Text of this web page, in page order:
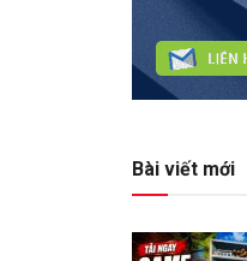
Bài viết mới